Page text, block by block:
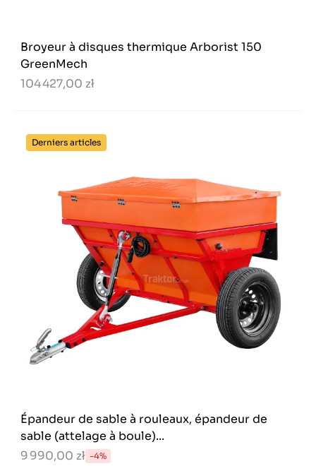
Broyeur à disques thermique Arborist 150
GreenMech
104 427,00 zł
Derniers articles
Épandeur de sable à rouleaux, épandeur de
sable (attelage à boule)...
9 990,00 zł -4%